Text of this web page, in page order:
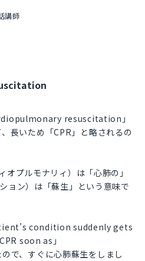
講師
resuscitation」
長いため「CPR」と略されるの
プルモナリィ）は「心肺の」
ン）は「蘇生」という意味で
condition suddenly gets
soon as」
で、すぐに心肺蘇生をしまし